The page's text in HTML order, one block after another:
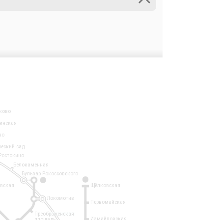
1
Локомотив
сад
Белокаменная
Щёлковская
Первомайская
Измайловская
Бульвар Рокоссовского
Преображенская